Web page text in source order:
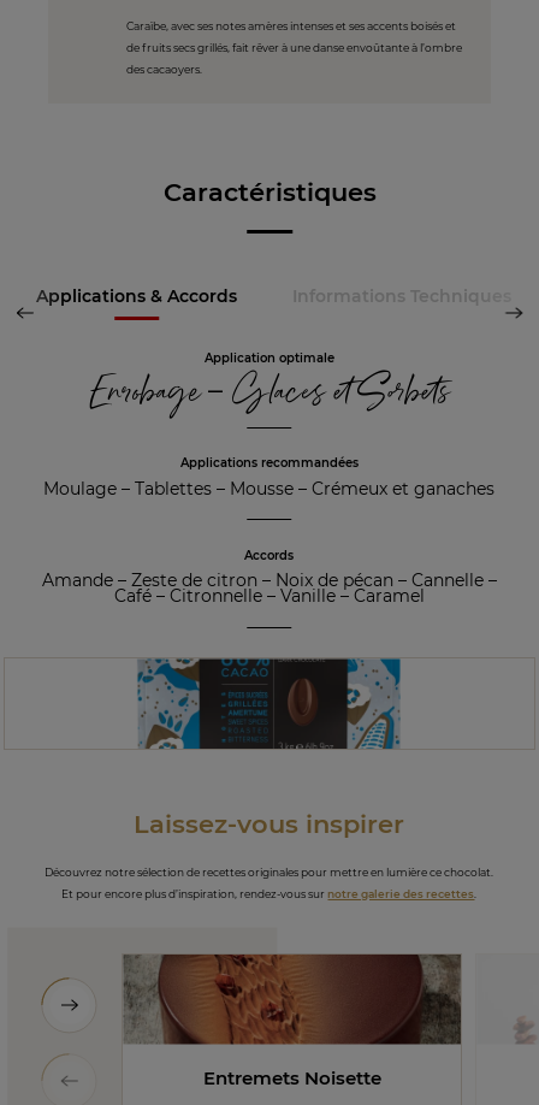
Caraïbe, avec ses notes amères intenses et ses accents boisés et
de fruits secs grillés, fait rêver à une danse envoûtante à l’ombre
des cacaoyers.
Caractéristiques
Applications & Accords Informations Techniques
Application optimale
Enrobage – Glaces et Sorbets
Applications recommandées
Moulage –Tablettes – Mousse –Crémeux et ganaches
Accords
Amande– Zeste de citron – Noix de pécan – Cannelle–
Café– Citronnelle– Vanille– Caramel
Laissez-vous inspirer
Découvrez notre sélection de recettes originales pour mettre en lumière ce chocolat.
Et pour encore plus d’inspiration, rendez-vous surnotre galerie des recettes
Entremets Noisette